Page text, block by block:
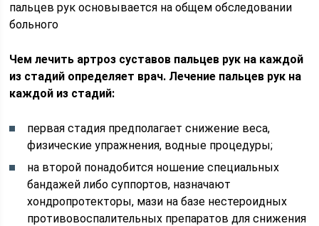
пальцев рук основывается на общем обследовании
больного
Чем лечить артроз суставов пальцев рук на каждой
из стадий определяет врач. Лечение пальцев рук на
каждой из стадий:
первая стадия предполагает снижение веса,
физические упражнения, водные процедуры;
на второй понадобится ношение специальных
бандажей либо суппортов, назначают
хондропротекторы, мази на базе нестероидных
противовоспалительных препаратов для снижения